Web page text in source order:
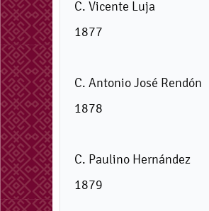
C. Vicente Luja
1877
C. Antonio José Rendón
1878
C. Paulino Hernández
1879